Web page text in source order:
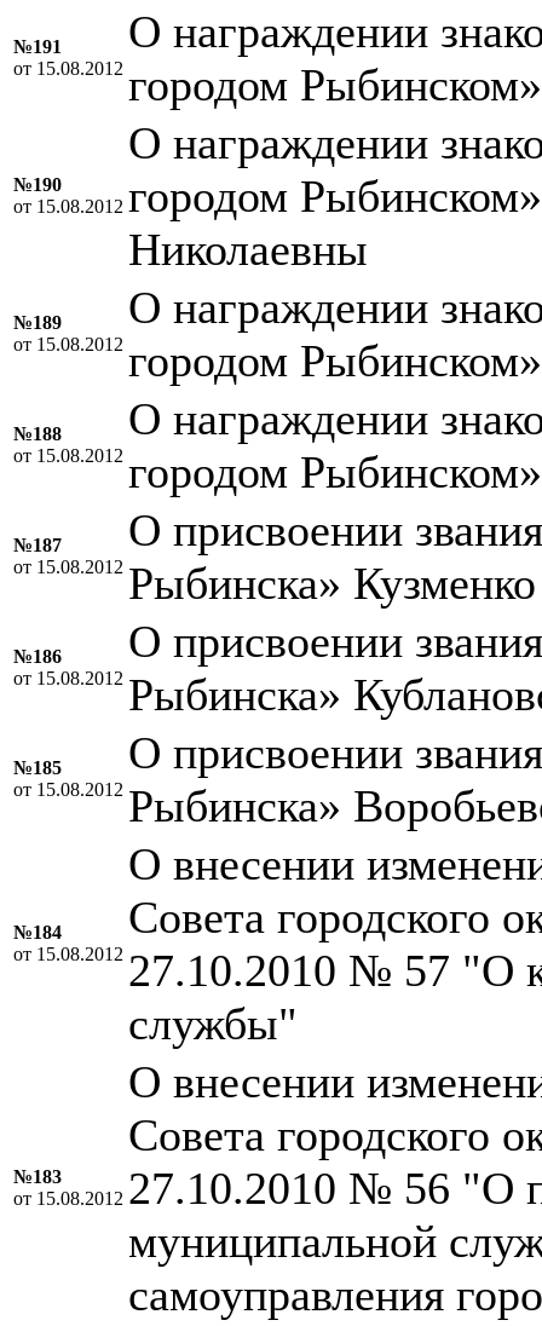
№191
от 15.08.2012
О награждении
городом
№190
от 15.08.2012
О награждении
городом
Николаевны
№189
от 15.08.2012
О награждении
городом
№188
от 15.08.2012
О награждении
городом
№187
от 15.08.2012
О присвоении
Рыбинска»
№186
от 15.08.2012
О присвоении
Рыбинска»
№185
от 15.08.2012
О присвоении
Рыбинска»
№184
от 15.08.2012
О внесении
Совета городского
27.10.2010 № 57 "О
службы"
№183
от 15.08.2012
О внесении
Совета городского
27.10.2010 № 56 "О
муниципальной
самоуправления